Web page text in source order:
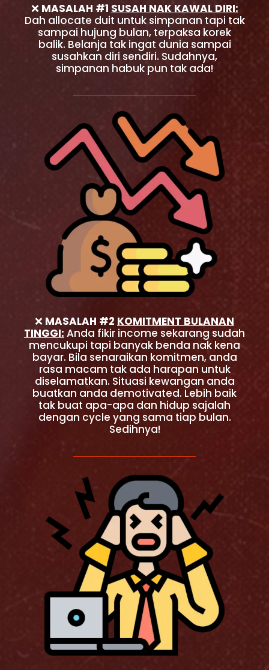
❌ MASALAH #1 SUSAH NAK KAWAL DIRI:
Dah allocate duit untuk simpanan tapi tak
sampai hujung bulan, terpaksa korek
balik. Belanja tak ingat dunia sampai
susahkan diri sendiri. Sudahnya,
simpanan habuk pun tak ada!
❌ MASALAH #2 KOMITMENT BULANAN
TINGGI: Anda fikir income sekarang sudah
mencukupi tapi banyak benda nak kena
bayar. Bila senaraikan komitmen, anda
rasa macam tak ada harapan untuk
diselamatkan. Situasi kewangan anda
buatkan anda demotivated. Lebih baik
tak buat apa-apa dan hidup sajalah
dengan cycle yang sama tiap bulan.
Sedihnya!